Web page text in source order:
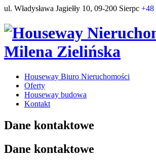
ul. Władysława Jagiełły 10, 09-200 Sierpc +48
Houseway Biuro Nieruchomości
Oferty
Houseway budowa
Kontakt
Dane kontaktowe
Dane kontaktowe